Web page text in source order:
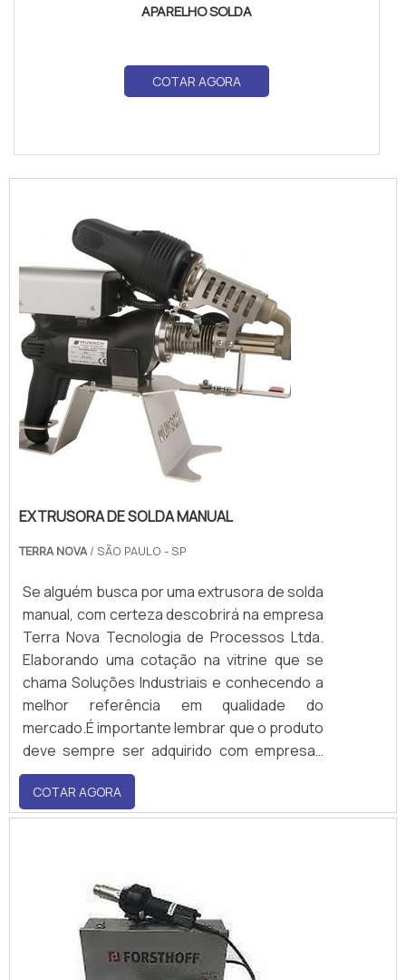
APARELHO SOLDA
COTAR AGORA
EXTRUSORA DE SOLDA MANUAL
TERRA NOVA/ SÃO PAULO - SP
Se alguém busca por uma extrusora de solda
manual, com certeza descobrirá na empresa
Terra Nova Tecnologia de Processos Ltda.
Elaborando uma cotação na vitrine que se
chama Soluções Industriais e conhecendo a
melhor referência em qualidade do
mercado.É importante lembrar que o produto
deve sempre ser adquirido com empresas
especializadas no segmento. Esse tipo de
cuidado ajuda a garantir a qualidade e
durabilidade dos materiais, além de...
COTAR AGORA